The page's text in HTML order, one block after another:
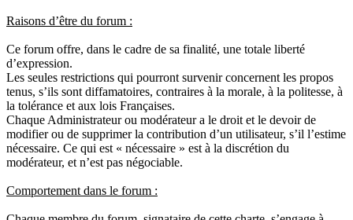
Raisons d’être du forum :
Ce forum offre, dans le cadre de sa finalité, une totale liberté
d’expression.
Les seules restrictions qui pourront survenir concernent les propos
tenus, s’ils sont diffamatoires, contraires à la morale, à la politesse, à
la tolérance et aux lois Françaises.
Chaque Administrateur ou modérateur a le droit et le devoir de
modifier ou de supprimer la contribution d’un utilisateur, s’il l’estime
nécessaire. Ce qui est « nécessaire » est à la discrétion du
modérateur, et n’est pas négociable.
Comportement dans le forum :